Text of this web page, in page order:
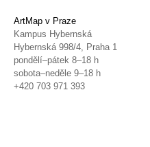
ArtMap v Praze
Kampus Hybernská
Hybernská 998/4, Praha 1
pondělí–pátek 8–18 h
sobota–neděle 9–18 h
+420 703 971 393